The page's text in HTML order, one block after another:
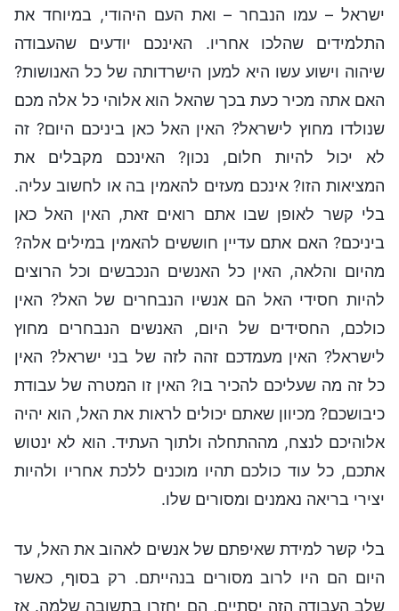
ישראל – עמו הנבחר – ואת העם היהודי, במיוחד את
התלמידים שהלכו אחריו. האינכם יודעים שהעבודה
שיהוה וישוע עשו היא למען הישרדותה של כל האנושות?
האם אתה מכיר כעת בכך שהאל הוא אלוהי כל אלה מכם
שנולדו מחוץ לישראל? האין האל כאן ביניכם היום? זה
לא יכול להיות חלום, נכון? האינכם מקבלים את
המציאות הזו? אינכם מעזים להאמין בה או לחשוב עליה.
בלי קשר לאופן שבו אתם רואים זאת, האין האל כאן
ביניכם? האם אתם עדיין חוששים להאמין במילים אלה?
מהיום והלאה, האין כל האנשים הנכבשים וכל הרוצים
להיות חסידי האל הם אנשיו הנבחרים של האל? האין
כולכם, החסידים של היום, האנשים הנבחרים מחוץ
לישראל? האין מעמדכם זהה לזה של בני ישראל? האין
כל זה מה שעליכם להכיר בו? האין זו המטרה של עבודת
כיבושכם? מכיוון שאתם יכולים לראות את האל, הוא יהיה
אלוהיכם לנצח, מההתחלה ולתוך העתיד. הוא לא ינטוש
אתכם, כל עוד כולכם תהיו מוכנים ללכת אחריו ולהיות
יצירי בריאה נאמנים ומסורים שלו.
בלי קשר למידת שאיפתם של אנשים לאהוב את האל, עד
היום הם היו לרוב מסורים בנהייתם. רק בסוף, כאשר
שלב העבודה הזה יסתיים, הם יחזרו בתשובה שלמה. אז